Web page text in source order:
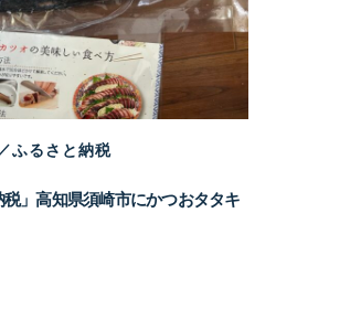
ふるさと納税
税」高知県須崎市にかつおタタキ